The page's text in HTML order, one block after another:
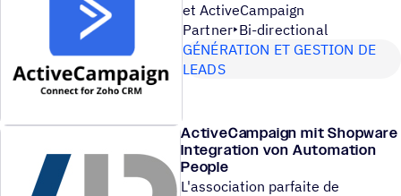
et ActiveCampaign
Partner Bi-directional
GÉNÉRATION ET GESTION DE
LEADS
ActiveCampaign mit Shopware
Integration von Automation
People
L'association parfaite de